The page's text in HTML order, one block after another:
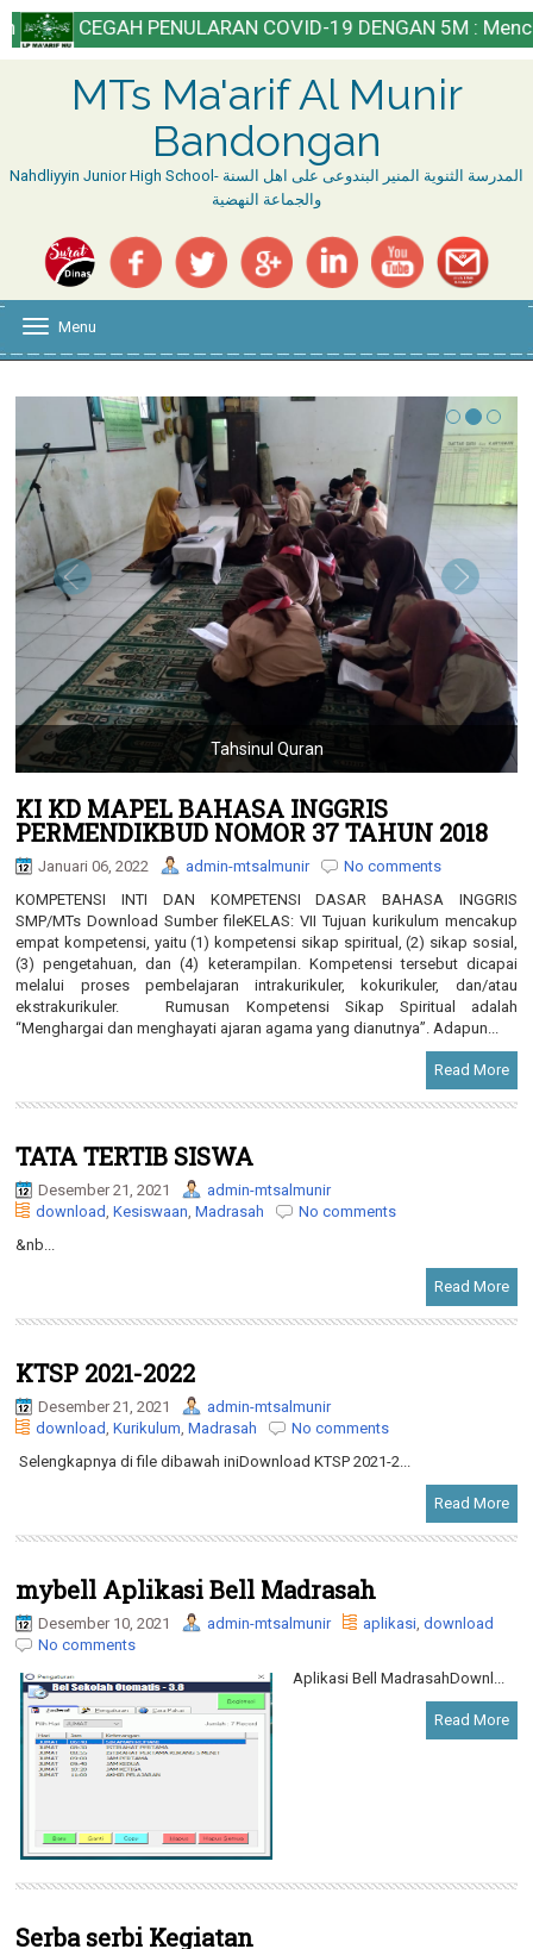
PENULARAN COVID-19 DENGAN 5M : Mencuci
MTs Ma'arif Al Munir
Bandongan
Nahdliyyin Junior High School- المدرسة الثنوية المنير البندوعى على اهل السنة
والجماعة النهضية
n
a
v
i
g
a
i
o
n
Menu
Tahsinul Quran
KI KD MAPEL BAHASA INGGRIS
PERMENDIKBUD NOMOR 37 TAHUN 2018
Januari 06, 2022 admin-mtsalmunir
No comments
KOMPETENSI INTI DAN KOMPETENSI DASAR BAHASA INGGRIS
SMP/MTs Download Sumber fileKELAS: VII Tujuan kurikulum mencakup
empat kompetensi, yaitu (1) kompetensi sikap spiritual, (2) sikap sosial,
(3) pengetahuan, dan (4) keterampilan. Kompetensi tersebut dicapai
melalui proses pembelajaran intrakurikuler, kokurikuler, dan/atau
ekstrakurikuler. Rumusan Kompetensi Sikap Spiritual adalah
“Menghargai dan menghayati ajaran agama yang dianutnya”. Adapun...
Read More
TATA TERTIB SISWA
Desember 21, 2021
admin-mtsalmunir
download ,Kesiswaan ,Madrasah
No comments
&nb...
Read More
KTSP 2021-2022
Desember 21, 2021
admin-mtsalmunir
download ,Kurikulum ,Madrasah
No comments
Selengkapnya di file dibawah iniDownload KTSP 2021-2...
Read More
mybell Aplikasi Bell Madrasah
Desember 10, 2021 admin-mtsalmunir aplikasi ,download
No comments
Aplikasi Bell MadrasahDownl...
Read More
Serba serbi Kegiatan